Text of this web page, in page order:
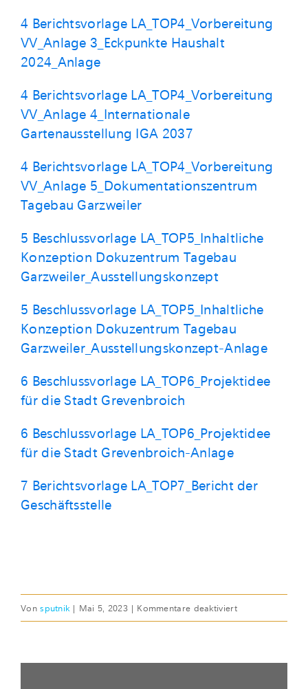
4 Berichtsvorlage LA_TOP4_Vorbereitung
VV_Anlage 3_Eckpunkte Haushalt
2024_Anlage
4 Berichtsvorlage LA_TOP4_Vorbereitung
VV_Anlage 4_Internationale
Gartenausstellung IGA 2037
4 Berichtsvorlage LA_TOP4_Vorbereitung
VV_Anlage 5_Dokumentationszentrum
Tagebau Garzweiler
5 Beschlussvorlage LA_TOP5_Inhaltliche
Konzeption Dokuzentrum Tagebau
Garzweiler_Ausstellungskonzept
5 Beschlussvorlage LA_TOP5_Inhaltliche
Konzeption Dokuzentrum Tagebau
Garzweiler_Ausstellungskonzept-Anlage
6 Beschlussvorlage LA_TOP6_Projektidee
für die Stadt Grevenbroich
6 Beschlussvorlage LA_TOP6_Projektidee
für die Stadt Grevenbroich-Anlage
7 Berichtsvorlage LA_TOP7_Bericht der
Geschäftsstelle
Vonsputnik | Mai 5, 2023 | Kommentare deaktiviertfür
MAI